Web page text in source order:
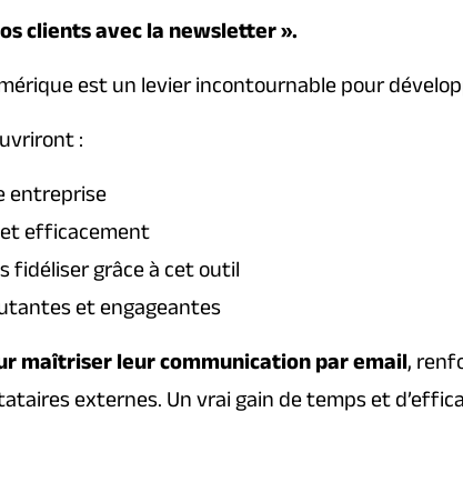
clients avec la newsletter ».
est un levier incontournable pour
:
entreprise
efficacement
fidéliser grâce à cet outil
et engageantes
maîtriser leur communication par email,
externes. Un vrai gain de temps et